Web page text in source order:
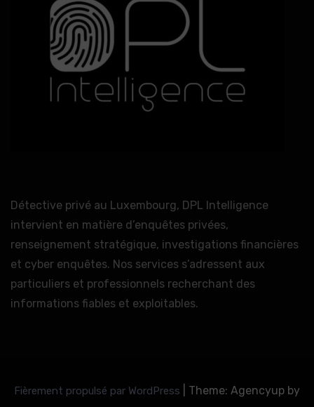
Détective privé au Luxembourg, DPL Intelligence
intervient en matière d’enquêtes privées,
renseignement stratégique, investigations financières
et cyber enquêtes. Nos services s’adressent aux
particuliers et professionnels recherchant des
informations fiables et exploitables.
Fièrement propulsé par WordPress Theme: Agencyup by